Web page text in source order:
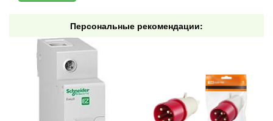
Персональные рекомендации: